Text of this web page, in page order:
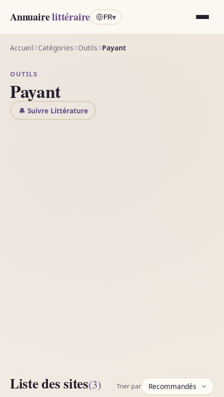
Annuairelittéraire FR▾
Accueil Catégories Outils Payant
OUTILS
Payant
🔔 Suivre Littérature
Liste des sites(3) Trier par